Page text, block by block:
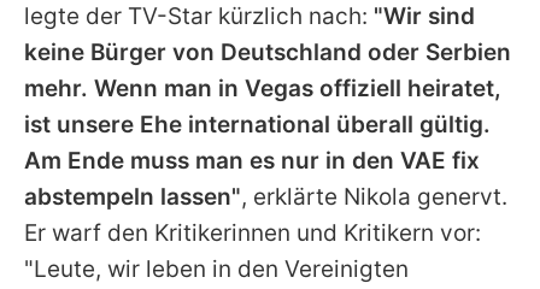
legte der TV-Star kürzlich nach: "Wir sind
keine Bürger von Deutschland oder Serbien
mehr. Wenn man in Vegas offiziell heiratet,
ist unsere Ehe international überall gültig.
Am Ende muss man es nur in den VAE fix
abstempeln lassen", erklärte Nikola genervt.
Er warf den Kritikerinnen und Kritikern vor:
"Leute, wir leben in den Vereinigten